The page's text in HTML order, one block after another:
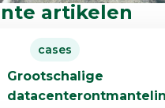
artikelen
cases
Grootschalige